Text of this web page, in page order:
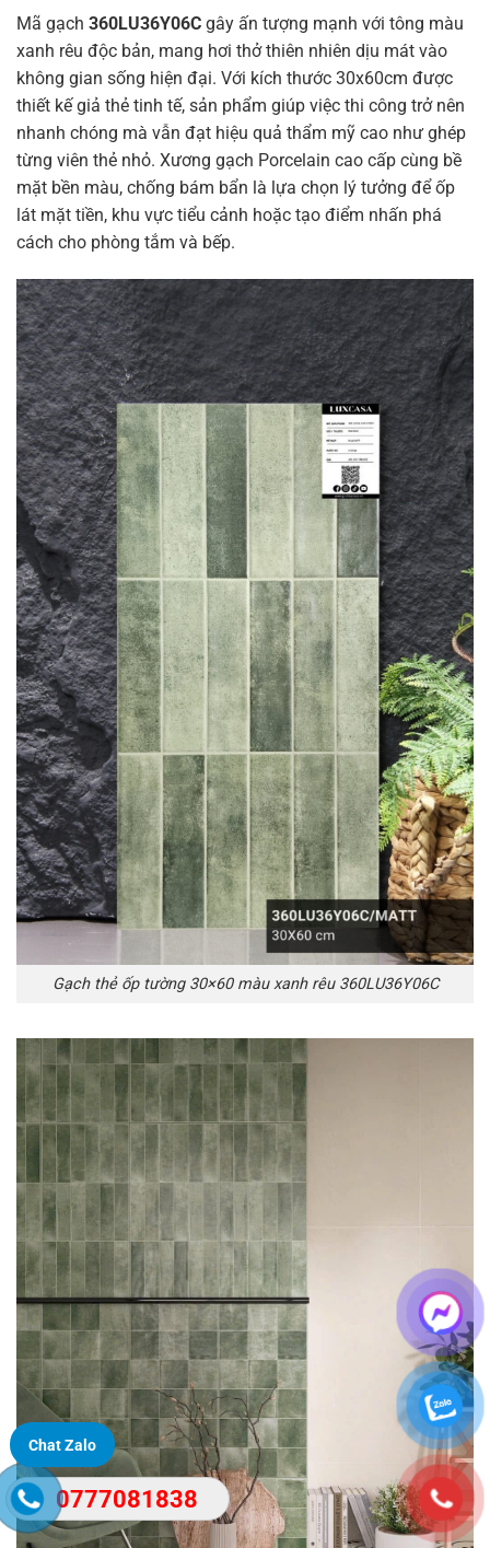
Mã gạch 360LU36Y06C gây ấn tượng mạnh với tông màu
xanh rêu độc bản, mang hơi thở thiên nhiên dịu mát vào
không gian sống hiện đại. Với kích thước 30x60cm được
thiết kế giả thẻ tinh tế, sản phẩm giúp việc thi công trở nên
nhanh chóng mà vẫn đạt hiệu quả thẩm mỹ cao như ghép
từng viên thẻ nhỏ. Xương gạch Porcelain cao cấp cùng bề
mặt bền màu, chống bám bẩn là lựa chọn lý tưởng để ốp
lát mặt tiền, khu vực tiểu cảnh hoặc tạo điểm nhấn phá
cách cho phòng tắm và bếp.
Gạch thẻ ốp tường 30×60 màu xanh rêu 360LU36Y06C
Chat Zalo
0777081838